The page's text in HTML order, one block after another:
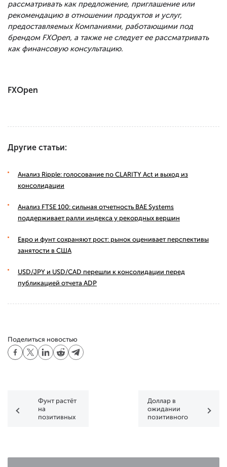
рассматривать как предложение, приглашение или
рекомендацию в отношении продуктов и услуг,
предоставляемых Компаниями, работающими под
брендом FXOpen, а также не следует ее рассматривать
как финансовую консультацию.
FXOpen
Другие статьи:
Анализ Ripple: голосование по CLARITY Act и выход из
консолидации
Анализ FTSE 100: сильная отчетность BAE Systems
поддерживает ралли индекса у рекордных вершин
Евро и фунт сохраняют рост: рынок оценивает перспективы
занятости в США
USD/JPY и USD/CAD перешли к консолидации перед
публикацией отчета ADP
Поделиться новостью
Фунт растёт
на
позитивных
Доллар в
ожидании
позитивного